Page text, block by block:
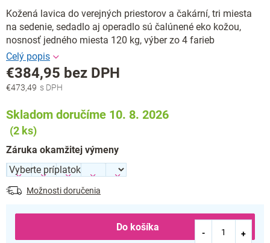
Kožená lavica do verejných priestorov a čakární, tri miesta
na sedenie, sedadlo aj operadlo sú čalúnené eko kožou,
nosnosť jedného miesta 120 kg, výber zo 4 farieb
€473,49
€384,95 bez DPH
Jednotková
Skladom doručíme 10. 8. 2026
(2 ks)
Záruka okamžitej výmeny
Možnosti doručenia
Do košíka